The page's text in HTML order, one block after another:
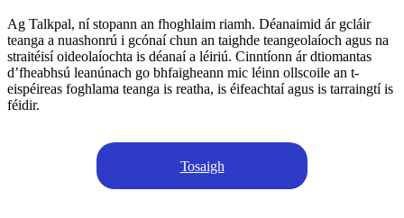
Ag Talkpal, ní stopann an fhoghlaim riamh. Déanaimid ár gcláir
teanga a nuashonrú i gcónaí chun an taighde teangeolaíoch agus na
straitéisí oideolaíochta is déanaí a léiriú. Cinntíonn ár dtiomantas
d’fheabhsú leanúnach go bhfaigheann mic léinn ollscoile an t-
eispéireas foghlama teanga is reatha, is éifeachtaí agus is tarraingtí is
féidir.
Tosaigh